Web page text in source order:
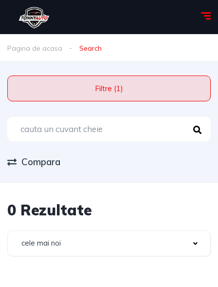
Pagina de acasa Search
Filtre (1)
Compara
0 Rezultate
cele mai noi